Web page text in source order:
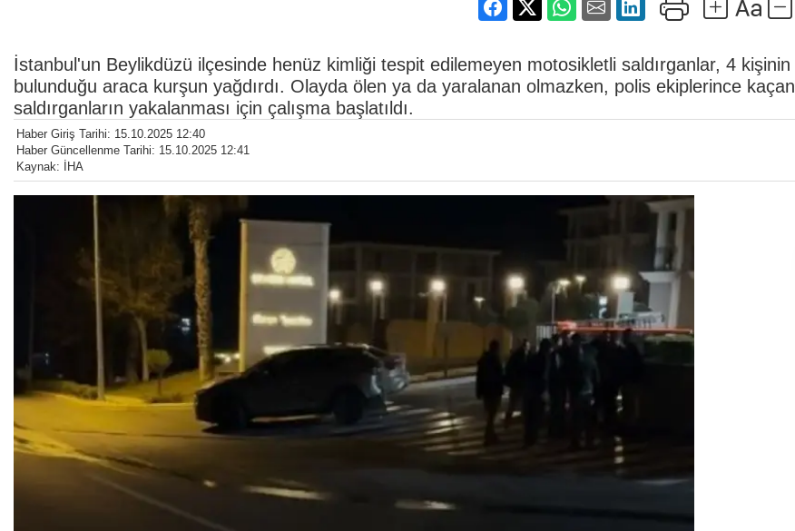
İstanbul'un Beylikdüzü ilçesinde henüz kimliği tespit edilemeyen motosikletli saldırganlar, 4 kişinin
bulunduğu araca kurşun yağdırdı. Olayda ölen ya da yaralanan olmazken, polis ekiplerince kaçan
saldırganların yakalanması için çalışma başlatıldı.
Haber Giriş Tarihi: 15.10.2025 12:40
Haber Güncellenme Tarihi: 15.10.2025 12:41
Kaynak: İHA